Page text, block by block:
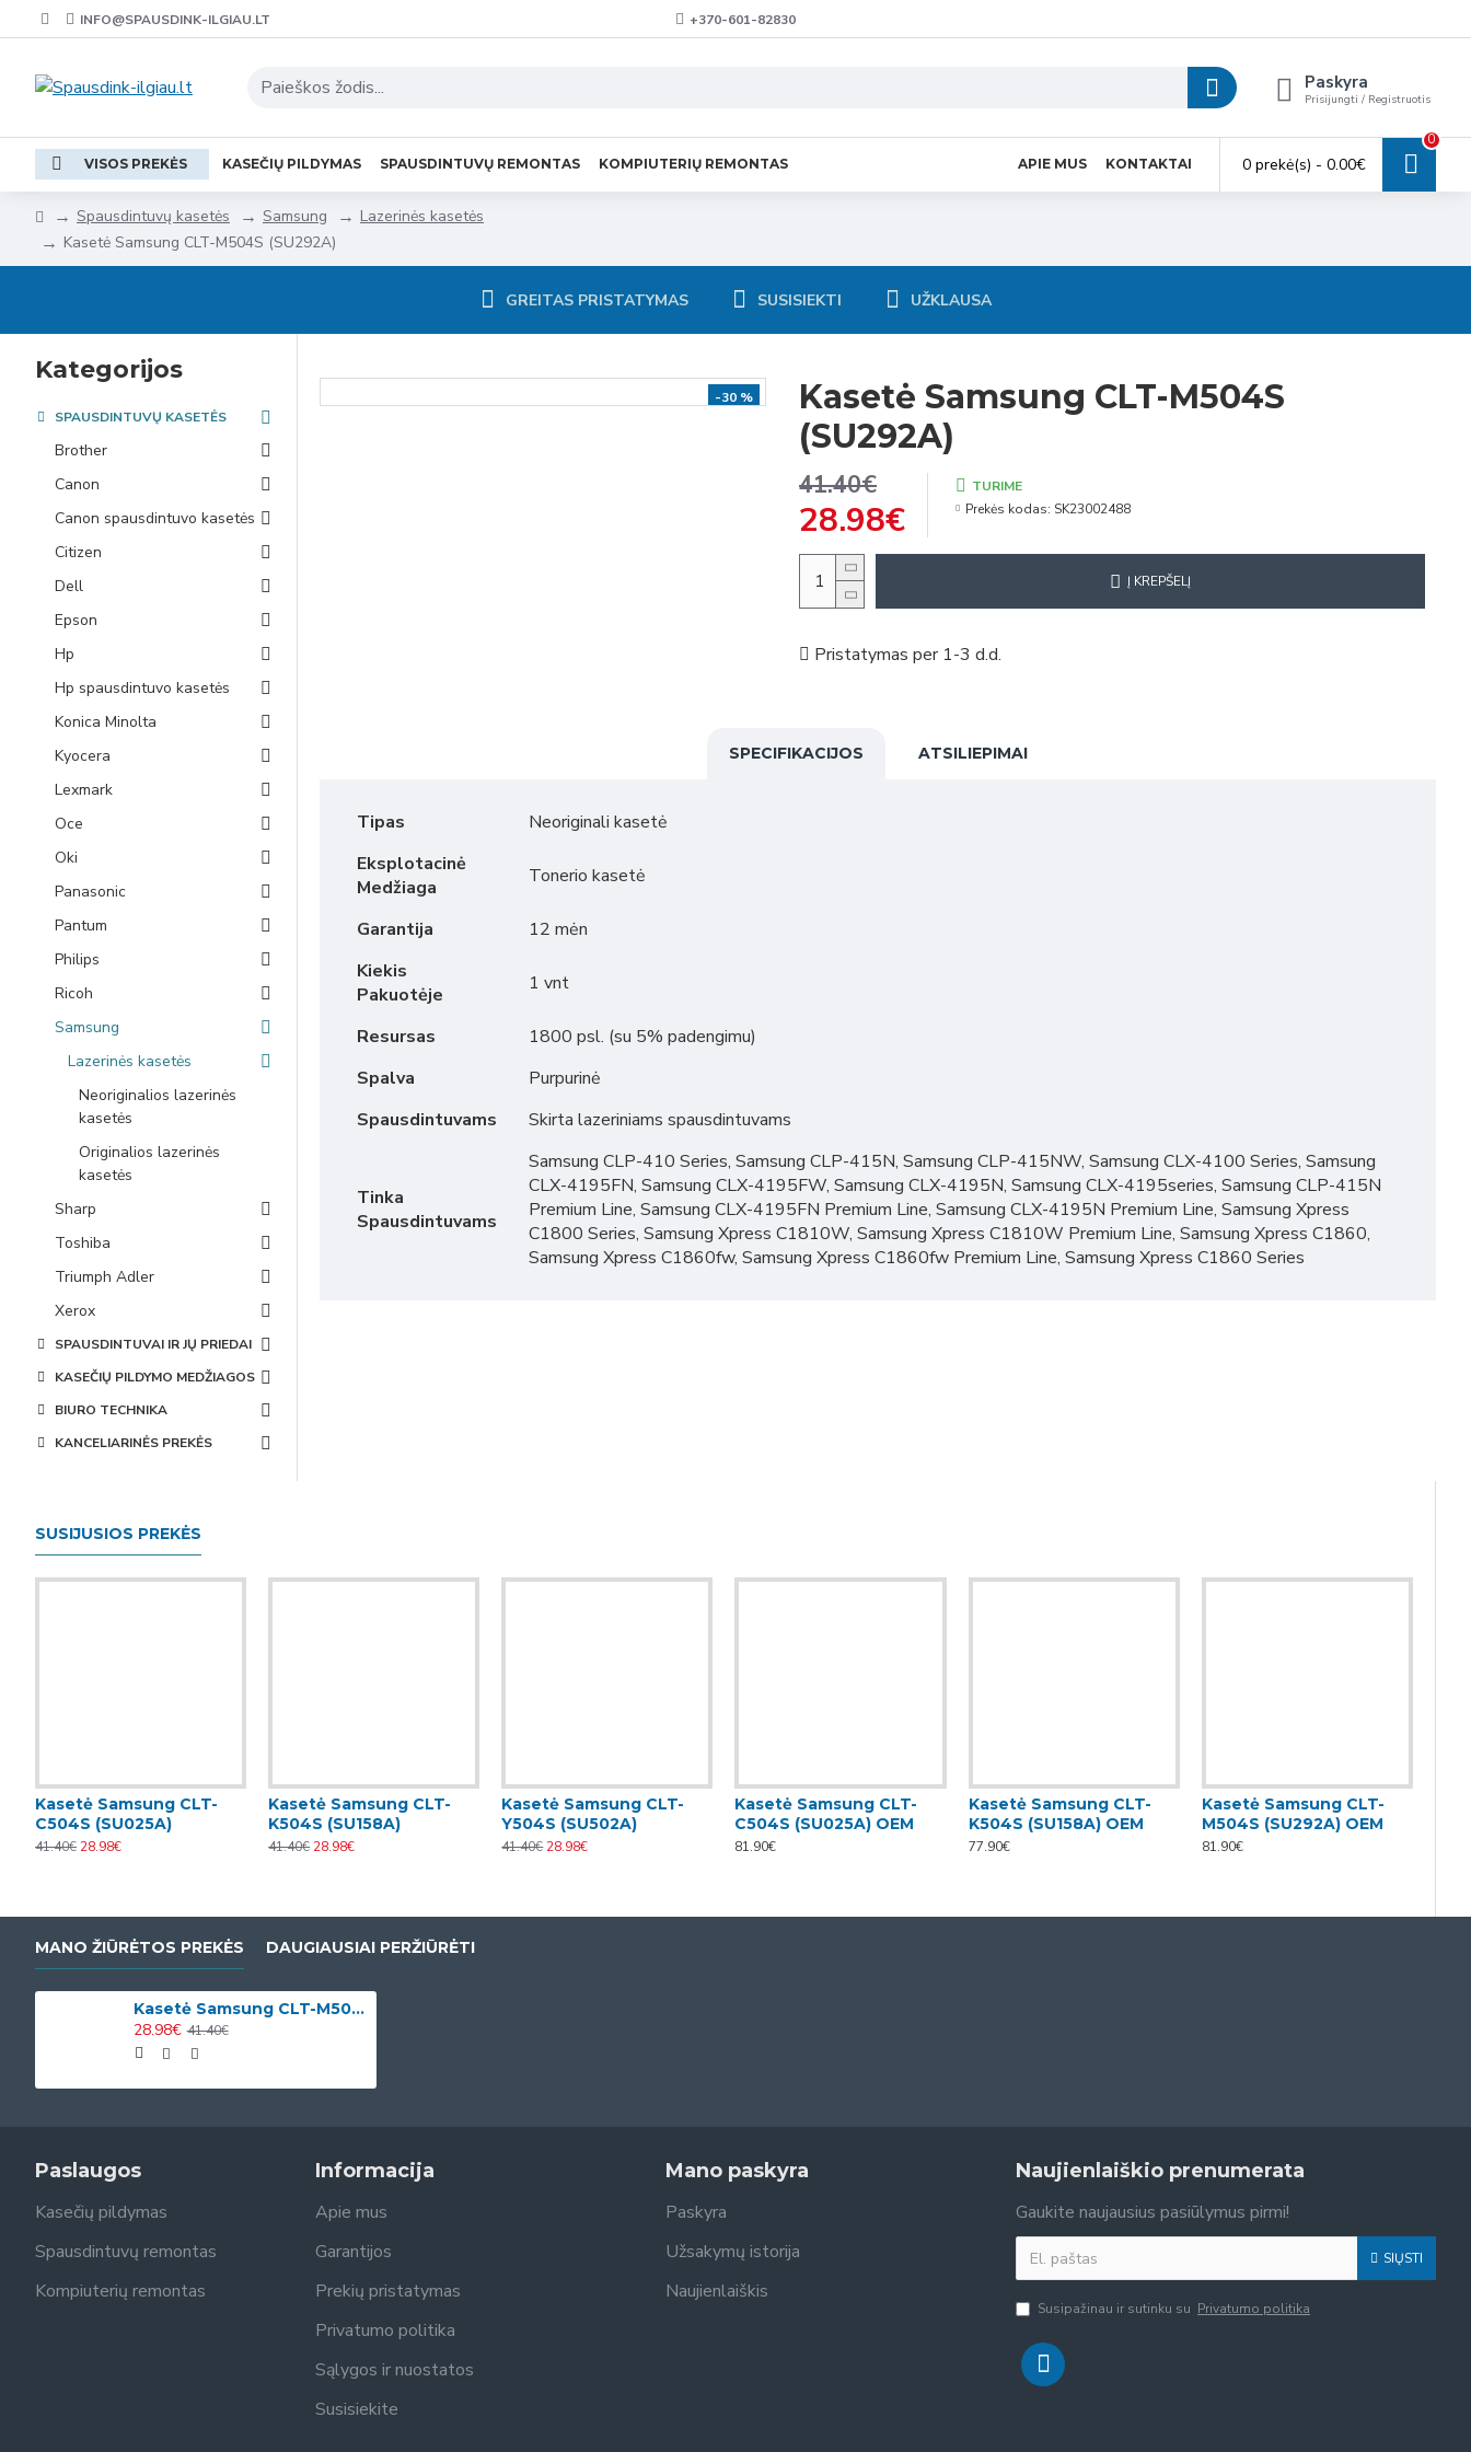
INFO@SPAUSDINK-ILGIAU.LT +370-601-82830
Paskyra
Prisijungti / Registruotis
VISOS PREKĖS KASEČIŲ PILDYMAS SPAUSDINTUVŲ REMONTAS KOMPIUTERIŲ REMONTAS APIE MUS KONTAKTAI 0 prekė(s) - 0.00€
0
Spausdintuvų kasetės Samsung
Lazerinės kasetės
Kasetė Samsung CLT-M504S (SU292A)
GREITAS PRISTATYMAS SUSISIEKTI UŽKLAUSA
Kategorijos
SPAUSDINTUVŲ KASETĖS
Brother
Canon
Canon spausdintuvo kasetės
Citizen
Dell
Epson
Hp
Hp spausdintuvo kasetės
Konica Minolta
Kyocera
Lexmark
Oce
Oki
Panasonic
Pantum
Philips
Ricoh
Samsung
Lazerinės kasetės
Neoriginalios lazerinės
kasetės
Originalios lazerinės
kasetės
Sharp
Toshiba
Triumph Adler
Xerox
SPAUSDINTUVAI IR JŲ PRIEDAI
KASEČIŲ PILDYMO MEDŽIAGOS
BIURO TECHNIKA
KANCELIARINĖS PREKĖS
-30 %
Kasetė Samsung CLT-M504S
(SU292A)
41.40€
28.98€
TURIME
Prekės kodas: SK23002488
Į KREPŠELĮ
Pristatymas per 1-3 d.d.
SPECIFIKACIJOS ATSILIEPIMAI
Tipas
Neoriginali kasetė
Eksplotacinė
Medžiaga
Tonerio kasetė
Garantija
12 mėn
Kiekis
Pakuotėje
1 vnt
Resursas
1800 psl. (su 5% padengimu)
Spalva
Purpurinė
Spausdintuvams
Skirta lazeriniams spausdintuvams
Tinka
Spausdintuvams
Samsung CLP-410 Series, Samsung CLP-415N, Samsung CLP-415NW, Samsung CLX-4100 Series, Samsung
CLX-4195FN, Samsung CLX-4195FW, Samsung CLX-4195N, Samsung CLX-4195series, Samsung CLP-415N
Premium Line, Samsung CLX-4195FN Premium Line, Samsung CLX-4195N Premium Line, Samsung Xpress
C1800 Series, Samsung Xpress C1810W, Samsung Xpress C1810W Premium Line, Samsung Xpress C1860,
Samsung Xpress C1860fw, Samsung Xpress C1860fw Premium Line, Samsung Xpress C1860 Series
SUSIJUSIOS PREKĖS
Kasetė Samsung CLT-
C504S (SU025A)
41.40€ 28.98€
Kasetė Samsung CLT-
K504S (SU158A)
41.40€ 28.98€
Kasetė Samsung CLT-
Y504S (SU502A)
41.40€ 28.98€
Kasetė Samsung CLT-
C504S (SU025A) OEM
81.90€
Kasetė Samsung CLT-
K504S (SU158A) OEM
77.90€
Kasetė Samsung CLT-
M504S (SU292A) OEM
81.90€
MANO ŽIŪRĖTOS PREKĖS DAUGIAUSIAI PERŽIŪRĖTI
Kasetė Samsung CLT-M504S (SU292A)
28.98€ 41.40€
Paslaugos
Kasečių pildymas
Spausdintuvų remontas
Kompiuterių remontas
Informacija
Apie mus
Garantijos
Prekių pristatymas
Privatumo politika
Sąlygos ir nuostatos
Susisiekite
Mano paskyra
Paskyra
Užsakymų istorija
Naujienlaiškis
Naujienlaiškio prenumerata
Gaukite naujausius pasiūlymus pirmi!
SIŲSTI
Susipažinau ir sutinku su Privatumo politika